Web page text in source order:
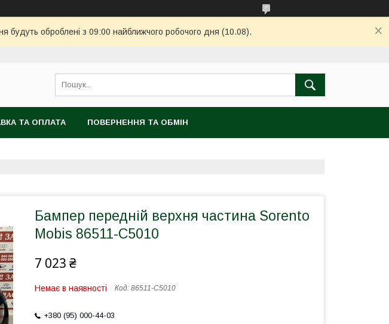
будуть оброблені з 09:00 найближчого робочого дня (10.08).
ТА ОПЛАТА ПОВЕРНЕННЯ ТА ОБМІН
Бампер передній верхня частина Sorento
Mobis 86511-C5010
7 023 ₴
Немає в наявності Код: 86511-C5010
+380 (95) 000-44-03